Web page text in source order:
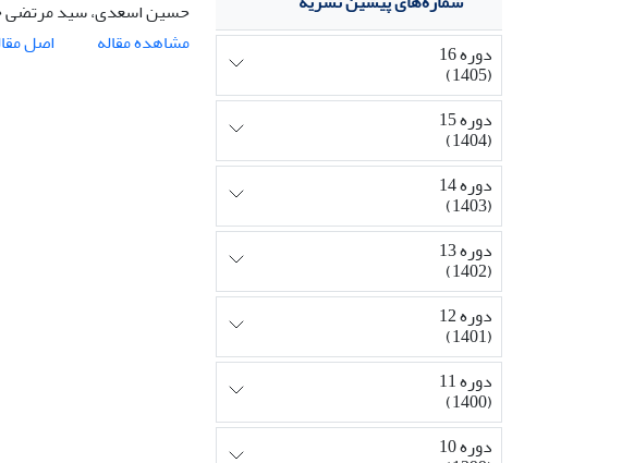
حسین اسعدی، سید مرتضی
مشاهده مقاله
اصل
دوره 16
(1405)
دوره 15
(1404)
دوره 14
(1403)
دوره 13
(1402)
دوره 12
(1401)
دوره 11
(1400)
دوره 10